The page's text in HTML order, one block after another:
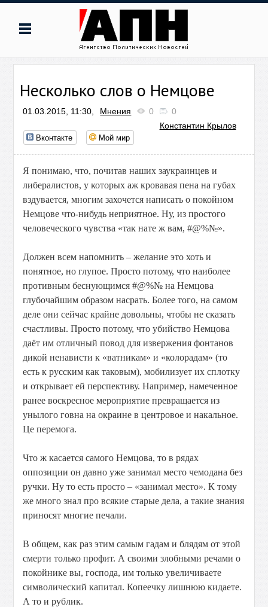
Несколько слов о Немцове
01.03.2015, 11:30, Мнения 0
0
Константин Крылов
Вконтакте Мой мир
Я понимаю, что, почитав наших заукраинцев и
либералистов, у которых аж кровавая пена на губах
вздувается, многим захочется написать о покойном
Немцове что-нибудь неприятное. Ну, из простого
человеческого чувства «так нате ж вам, #@%№».
Должен всем напомнить – желание это хоть и
понятное, но глупое. Просто потому, что наиболее
противным беснующимся #@%№ на Немцова
глубочайшим образом насрать. Более того, на самом
деле они сейчас крайне довольны, чтобы не сказать
счастливы. Просто потому, что убийство Немцова
даёт им отличный повод для извержения фонтанов
дикой ненависти к «ватникам» и «колорадам» (то
есть к русским как таковым), мобилизует их сплотку
и открывает ей перспективу. Например, намеченное
ранее воскресное мероприятие превращается из
унылого говна на окраине в центровое и накальное.
Це перемога.
Что ж касается самого Немцова, то в рядах
оппозиции он давно уже занимал место чемодана без
ручки. Ну то есть просто – «занимал место». К тому
же много знал про всякие старые дела, а такие знания
приносят многие печали.
В общем, как раз этим самым гадам и блядям от этой
смерти только профит. А своими злобными речами о
покойнике вы, господа, им только увеличиваете
символический капитал. Копеечку лишнюю кидаете.
А то и рублик.